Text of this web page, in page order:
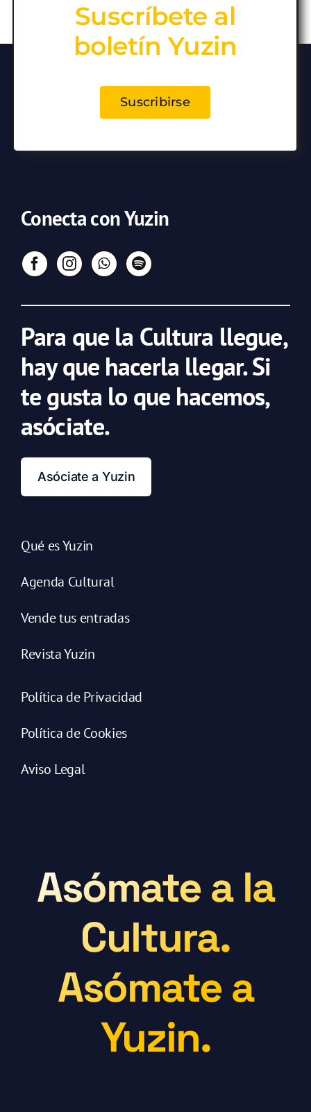
Suscríbete al
boletín Yuzin
Suscribirse
Conecta con Yuzin
Para que la Cultura llegue,
hay que hacerla llegar. Si
te gusta lo que hacemos,
asóciate.
Asóciate a Yuzin
Qué es Yuzin
Agenda Cultural
Vende tus entradas
Revista Yuzin
Política de Privacidad
Política de Cookies
Aviso Legal
Asómate a la
Cultura.
Asómate a
Yuzin.